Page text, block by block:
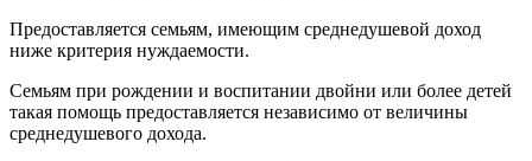
Предоставляется семьям, имеющим среднедушевой доход
ниже критерия нуждаемости.
Семьям при рождении и воспитании двойни или более детей
такая помощь предоставляется независимо от величины
среднедушевого дохода.